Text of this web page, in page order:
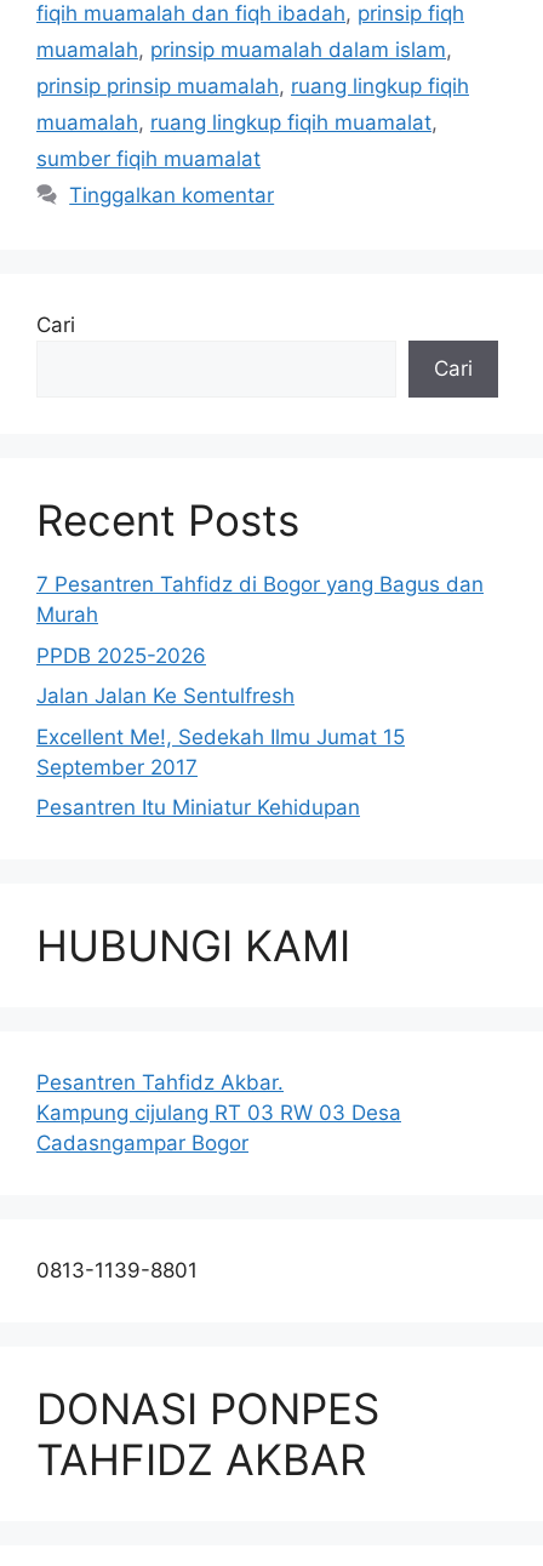
fiqih muamalah dan fiqh ibadah, prinsip fiqh
muamalah, prinsip muamalah dalam islam,
prinsip prinsip muamalah, ruang lingkup fiqih
muamalah, ruang lingkup fiqih muamalat,
sumber fiqih muamalat
Tinggalkan komentar
Cari
Cari
Recent Posts
7 Pesantren Tahfidz di Bogor yang Bagus dan
Murah
PPDB 2025-2026
Jalan Jalan Ke Sentulfresh
Excellent Me!, Sedekah Ilmu Jumat 15
September 2017
Pesantren Itu Miniatur Kehidupan
HUBUNGI KAMI
Pesantren Tahfidz Akbar.
Kampung cijulang RT 03 RW 03 Desa
Cadasngampar Bogor
0813-1139-8801
DONASI PONPES
TAHFIDZ AKBAR